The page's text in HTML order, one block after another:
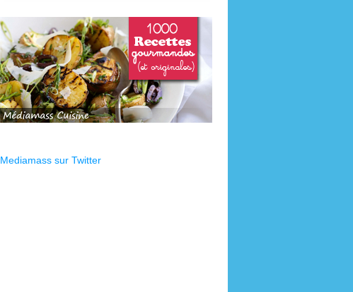
Mediamass sur Twitter